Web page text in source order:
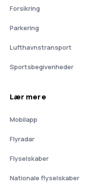
Forsikring
Parkering
Lufthavnstransport
Sportsbegivenheder
Lær mere
Mobilapp
Flyradar
Flyselskaber
Nationale flyselskaber